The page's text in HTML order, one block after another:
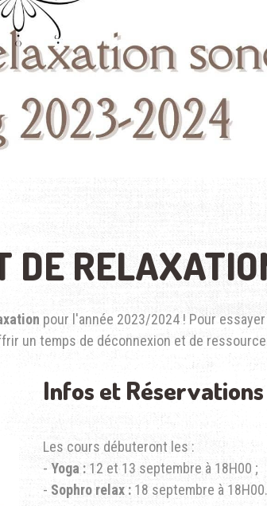
DE
pour l'année 2023/2024 ! Pour
un temps de déconnexion et de
Infos et Réservations
Les cours débuteront les :
- Yoga :12 et 13 septembre à 18H00 ;
- Sophro relax :18 septembre à 18H00.